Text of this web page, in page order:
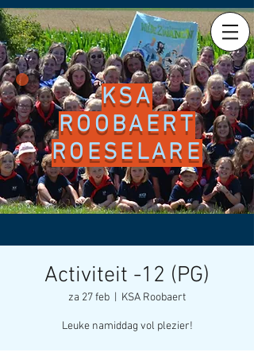
KSA
ROOBAERT
ROESELARE
Activiteit -12 (PG)
za 27 feb KSA Roobaert
Leuke namiddag vol plezier!